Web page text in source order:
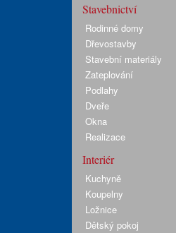
Stavebnictví
Rodinné domy
Dřevostavby
Stavební materiály
Zateplování
Podlahy
Dveře
Okna
Realizace
Interiér
Kuchyně
Koupelny
Ložnice
Dětský pokoj